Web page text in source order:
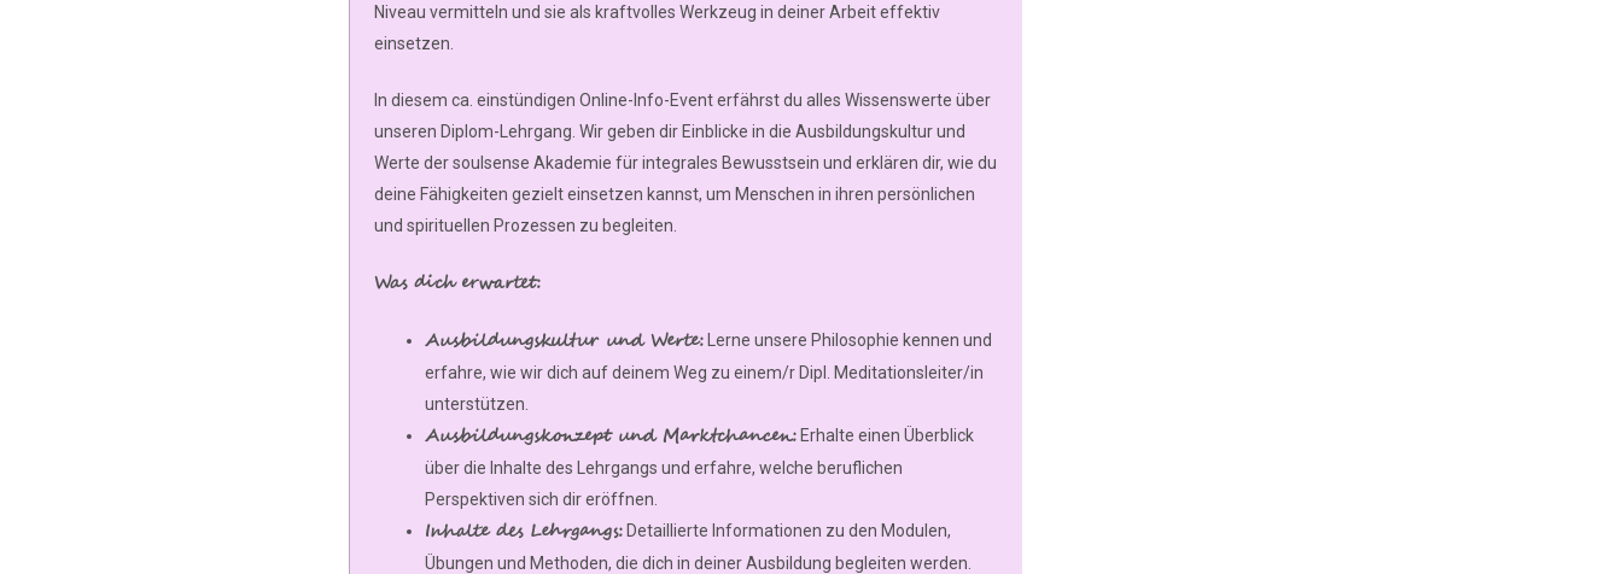
Niveau vermitteln und sie als kraftvolles Werkzeug in deiner Arbeit effektiv
einsetzen.
In diesem ca. einstündigen Online-Info-Event erfährst du alles Wissenswerte über
unseren Diplom-Lehrgang. Wir geben dir Einblicke in die Ausbildungskultur und
Werte der soulsense Akademie für integrales Bewusstsein und erklären dir, wie du
deine Fähigkeiten gezielt einsetzen kannst, um Menschen in ihren persönlichen
und spirituellen Prozessen zu begleiten.
Was dich erwartet:
Ausbildungskultur und Werte: Lerne unsere Philosophie kennen und
erfahre, wie wir dich auf deinem Weg zu einem/r Dipl. Meditationsleiter/in
unterstützen.
Ausbildungskonzept und Marktchancen: Erhalte einen Überblick
über die Inhalte des Lehrgangs und erfahre, welche beruflichen
Perspektiven sich dir eröffnen.
Inhalte des Lehrgangs: Detaillierte Informationen zu den Modulen,
Übungen und Methoden, die dich in deiner Ausbildung begleiten werden.